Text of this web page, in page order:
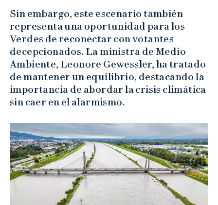
Sin embargo, este escenario también
representa una oportunidad para los
Verdes de reconectar con votantes
decepcionados. La ministra de Medio
Ambiente, Leonore Gewessler, ha tratado
de mantener un equilibrio, destacando la
importancia de abordar la crisis climática
sin caer en el alarmismo.